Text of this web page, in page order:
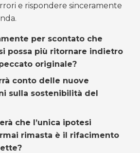
e rispondere sinceramente
per scontato che
possa più ritornare indietro
originale?
conto delle nuove
sulla sostenibilità del
che l’unica ipotesi
rimasta è il rifacimento